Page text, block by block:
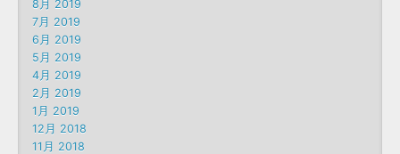
8月 2019
7月 2019
6月 2019
5月 2019
4月 2019
2月 2019
1月 2019
12月 2018
11月 2018